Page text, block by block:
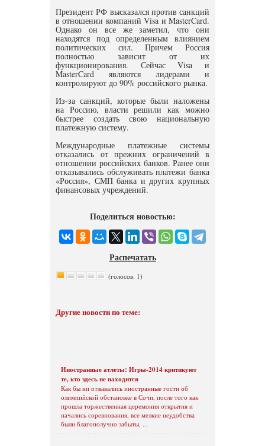
Президент РФ высказался против санкций
в отношении компаний Visa и MasterCard.
Однако он все же заметил, что они
находятся под определенным влиянием
политических сил. Причем Россия
полностью зависит от их
функционирования. Сейчас Visa и
MasterCard являются лидерами и
контролируют до 90% российского рынка.
Из-за санкций, которые были наложены
на Россию, власти решили как можно
быстрее создать свою национальную
платежную систему.
Международные платежные системы
отказались от прежних ограничений в
отношении российских банков. Ранее они
отказывались обслуживать платежи банка
«Россия», СМП банка и других крупных
финансовых учреждений.
Поделиться новостью:
Распечатать
(голосов: 1)
Другие новости по теме:
Иностранные атлеты: Игры-2014 критикуют
те, кто здесь не находится
Как бы ни отзывались иностранные гости об
олимпийской обстановке в Сочи, после того как
прошла торжественная церемония открытия и
начались соревнования, все мелкие неудобства
были благополучно забыты, ...